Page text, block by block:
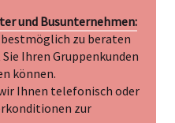
und Busunternehmen:
bestmöglich zu beraten
Ihren Gruppenkunden
können.
Ihnen telefonisch oder
zur